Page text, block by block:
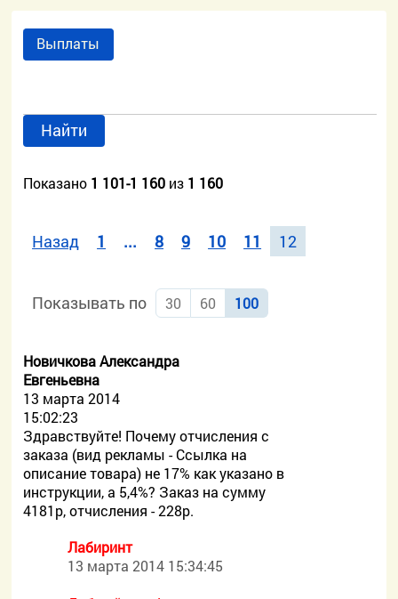
Выплаты
Найти
Показано 1 101-1 160 из 1 160
Назад 1 ... 8 9 10 11 12
Показывать по 30 60 100
Новичкова Александра
Евгеньевна
13 марта 2014
15:02:23
Здравствуйте! Почему отчисления с
заказа (вид рекламы - Ссылка на
описание товара) не 17% как указано в
инструкции, а 5,4%? Заказ на сумму
4181р, отчисления - 228р.
Лабиринт
13 марта 2014 15:34:45